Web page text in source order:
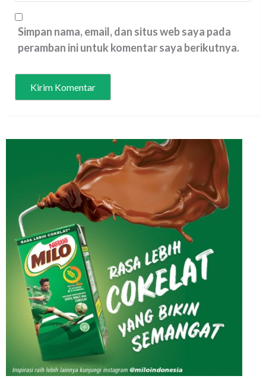
Simpan nama, email, dan situs web saya pada
peramban ini untuk komentar saya berikutnya.